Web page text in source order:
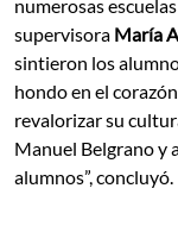
numerosas
supervisora María
sintieron los
hondo en el
revalorizar su
Manuel Belgrano y
alumnos”, concluyó.